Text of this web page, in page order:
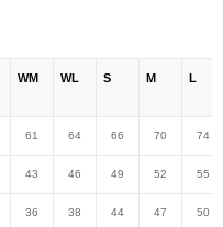
WM WL S M L
61 64 66 70 74
43 46 49 52 55
36 38 44 47 50